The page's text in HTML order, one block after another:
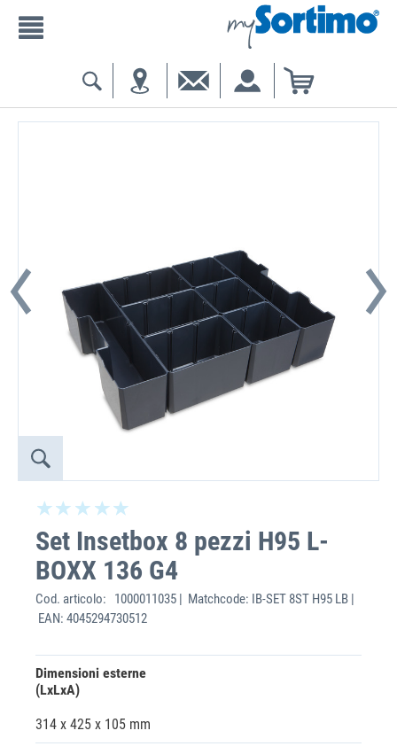
Set Insetbox 8 pezzi H95 L-
BOXX 136 G4
Cod. articolo:
1000011035 | Matchcode: IB-SET 8ST H95 LB |
EAN: 4045294730512
Dimensioni esterne
(LxLxA)
314 x 425 x 105 mm